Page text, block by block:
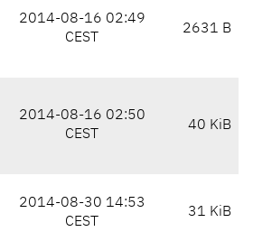
2014-08-16 02:49
CEST
2631 B
2014-08-16 02:50
CEST
40 KiB
2014-08-30 14:53
CEST
31 KiB